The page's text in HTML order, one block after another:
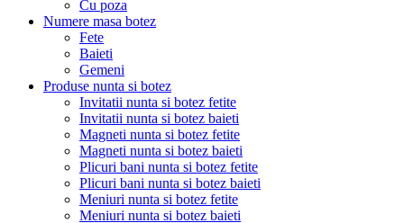
Cu poza
Numere masa botez
Fete
Baieti
Gemeni
Produse nunta si botez
Invitatii nunta si botez fetite
Invitatii nunta si botez baieti
Magneti nunta si botez fetite
Magneti nunta si botez baieti
Plicuri bani nunta si botez fetite
Plicuri bani nunta si botez baieti
Meniuri nunta si botez fetite
Meniuri nunta si botez baieti